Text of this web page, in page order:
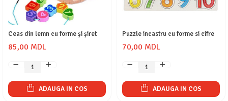
Ceas din lemn cu forme și șiret
85,00 MDL
ADAUGA IN COS
Puzzle incastru cu forme si cifre
70,00 MDL
ADAUGA IN COS